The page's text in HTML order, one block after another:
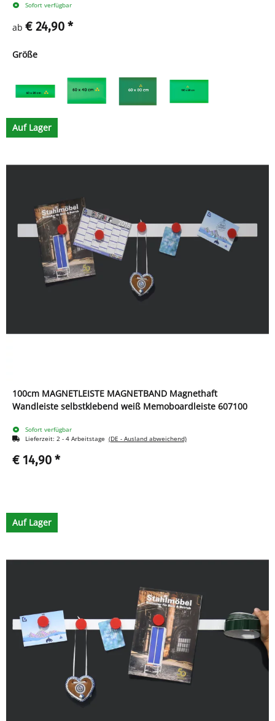
Sofort verfügbar
ab € 24,90 *
Größe
Auf Lager
100cm MAGNETLEISTE MAGNETBAND Magnethaft
Wandleiste selbstklebend weiß Memoboardleiste 607100
Sofort verfügbar
Lieferzeit: 2 - 4 Arbeitstage (DE - Ausland abweichend)
€ 14,90 *
Auf Lager